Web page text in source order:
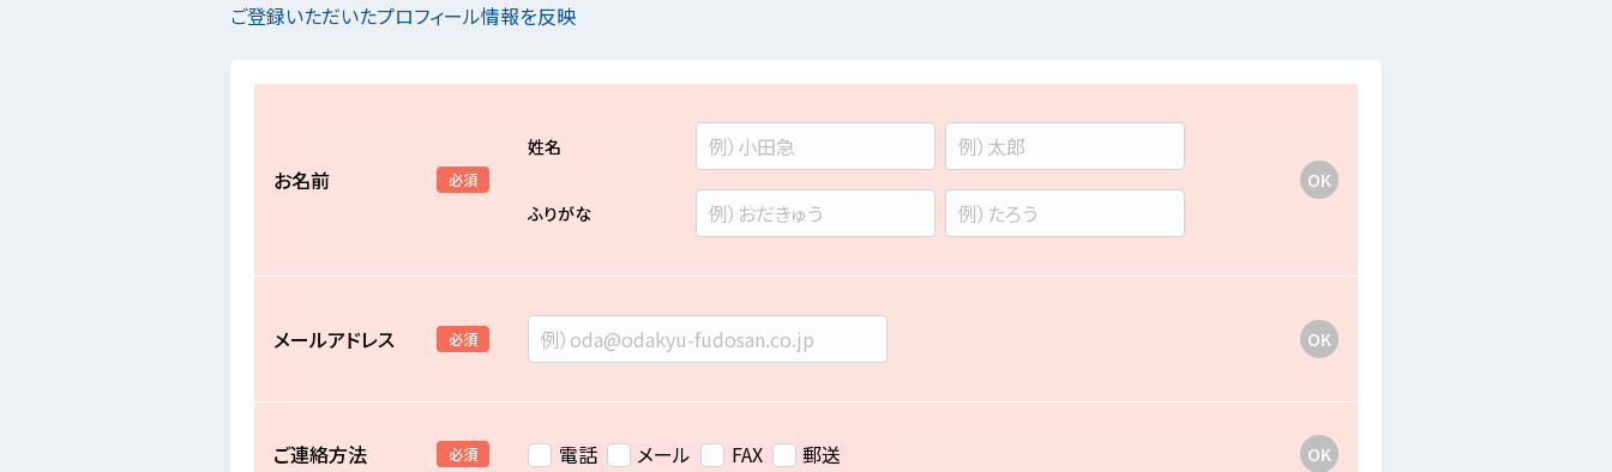
ご登録いただいたプロフィール情報を反映
お名前 必須
姓名
ふりがな
メールアドレス 必須
ご連絡方法 必須 電話 メール FAX 郵送